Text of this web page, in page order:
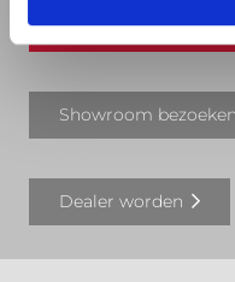
Offerte aanvragen
Showroom bezoeken
Dealer worden